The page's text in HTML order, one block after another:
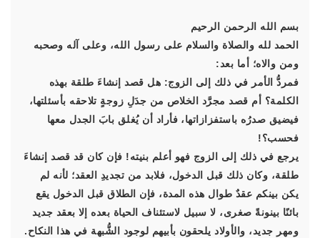
بسم الله الرحمن الرحيم
الحمد لله والصلاة والسلام على رسول الله، وعلى آله وصحبه
ومن والاه؛ أما بعد:
فمردُّ الأمر في ذلك إلى الزوج: هل قصد إنشاءَ طلقة بهذه
الكلمة؟ أم قصد مجرَّد الخلاص من جدَلِ زوجةٍ تلاحقه بأسئلتها،
فيضيق صدرُه باستفزازاتها، فأراد أن يُغلق بابَ الجدل معها
فحسب؟!
يرجع في ذلك إلى الزوج فهو أعلم بنيته! فإن كان قد قصد إنشاءَ
طلقة، وكان ذلك قبل الدخول، فلابد من تجديدِ العقد؛ لأنه لم
يكن بينكم عقدٌ طوال هذه المدة، فإن الطلاق قبل الدخول يقع
بائنًا بينونةً صغرى، لا سبيل لاستئناف الحياة بعده إلا بعقد جديد
ومهر جديد، والأولاد يلحقون بأبيهم لوجود الشُّبهة في هذا النكاح.